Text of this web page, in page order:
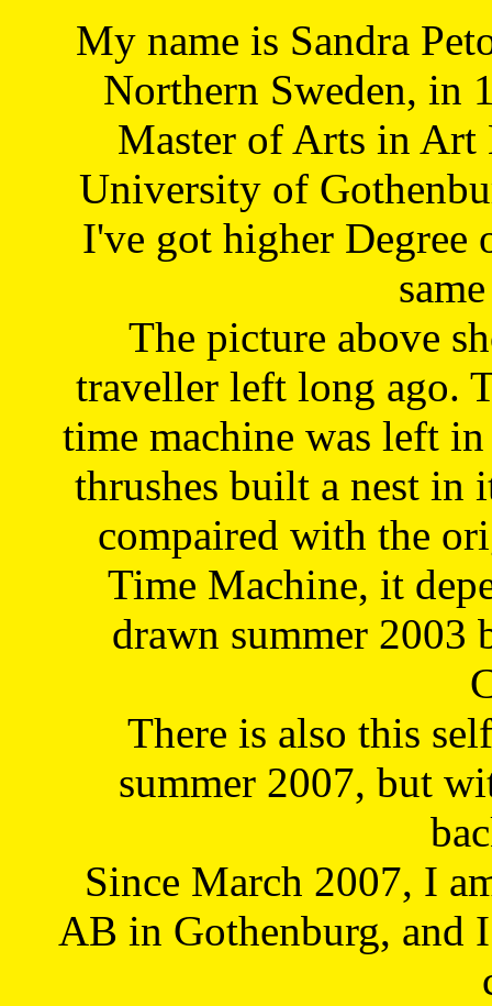
My name is Sandra
Northern Sweden, in
Master of Arts in Art
University of
I've got higher Degree
The picture above
traveller left long ago.
time machine was left
thrushes built a nest in
compaired with the
Time Machine, it
drawn summer 2003
There is also this
summer 2007, but
Since March 2007, I
AB in Gothenburg, and